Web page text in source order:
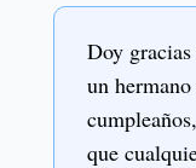
Doy
un
que